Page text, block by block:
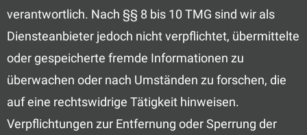
verantwortlich. Nach §§ 8 bis 10 TMG sind wir als
Diensteanbieter jedoch nicht verpflichtet, übermittelte
oder gespeicherte fremde Informationen zu
überwachen oder nach Umständen zu forschen, die
auf eine rechtswidrige Tätigkeit hinweisen.
Verpflichtungen zur Entfernung oder Sperrung der